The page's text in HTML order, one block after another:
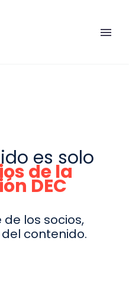
es solo
de la
DEC
los socios,
contenido.